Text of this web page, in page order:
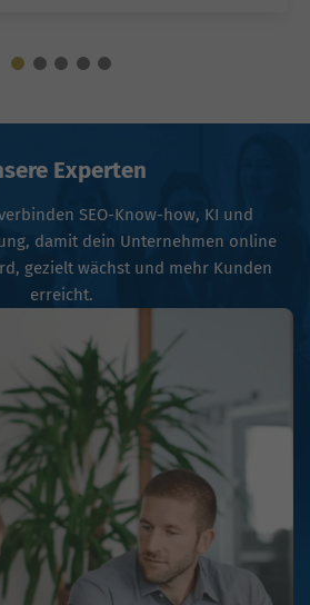
Experten
SEO-Know-how, KI und
damit dein Unternehmen online
gezielt wächst und mehr Kunden
erreicht.